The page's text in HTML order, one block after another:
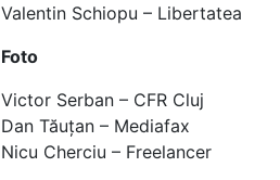
Valentin Schiopu – Libertatea
Foto
Victor Serban – CFR Cluj
Dan Tăuțan – Mediafax
Nicu Cherciu – Freelancer